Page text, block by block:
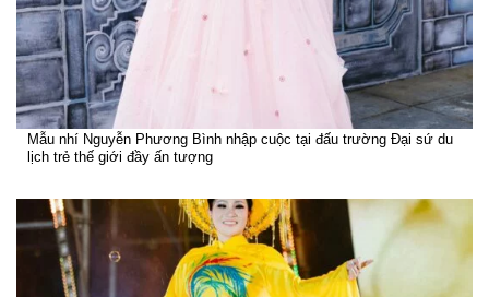
Mẫu nhí Nguyễn Phương Bình nhập cuộc tại đấu trường Đại sứ du
lịch trẻ thế giới đầy ấn tượng